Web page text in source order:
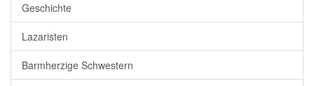
Geschichte
Lazaristen
Barmherzige Schwestern